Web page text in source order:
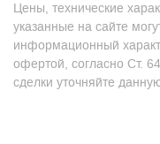
Цены, технические
указанные на сайте
информационный
офертой, согласно Ст.
сделки уточняйте